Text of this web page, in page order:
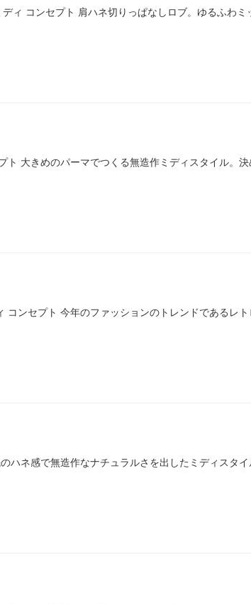
ィ コンセプト 肩ハネ切りっぱなしロブ。ゆるふわ
ト 大きめのパーマでつくる無造作ミディスタイル。
コンセプト 今年のファッションのトレンドであるレ
ハネ感で無造作なナチュラルさを出したミディスタ